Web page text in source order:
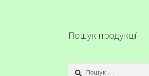
Пошук продукції
Пошук: